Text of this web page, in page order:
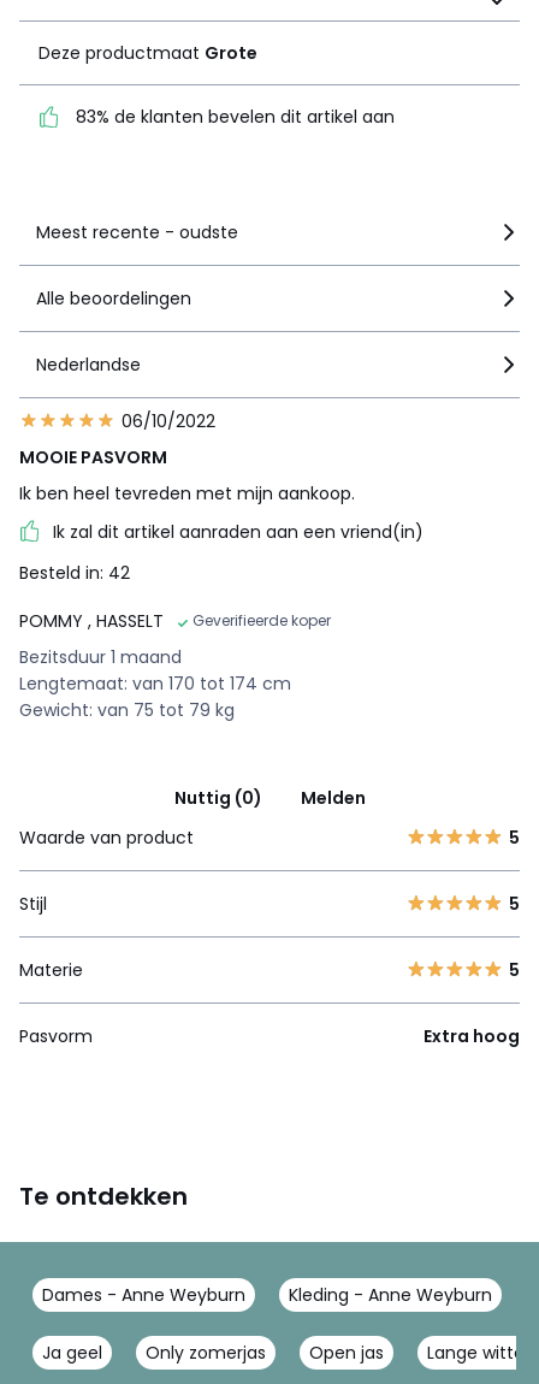
dit artikel aan
Deze productmaat Grote
83% de klanten bevelen dit artikel aan
Meest recente - oudste
Alle beoordelingen
Nederlandse
06/10/2022
MOOIE PASVORM
Ik ben heel tevreden met mijn aankoop.
Ik zal dit artikel aanraden aan een vriend(in)
Besteld in: 42
POMMY , HASSELT Geverifieerde koper
Bezitsduur 1 maand
Lengtemaat: van 170 tot 174 cm
Gewicht: van 75 tot 79 kg
Nuttig (0)
Melden
Waarde van product
5
Stijl 5
Materie 5
Pasvorm Extra hoog
Te ontdekken
Dames - Anne Weyburn Kleding - Anne Weyburn
Ja geel Only zomerjas Open jas Lange witte